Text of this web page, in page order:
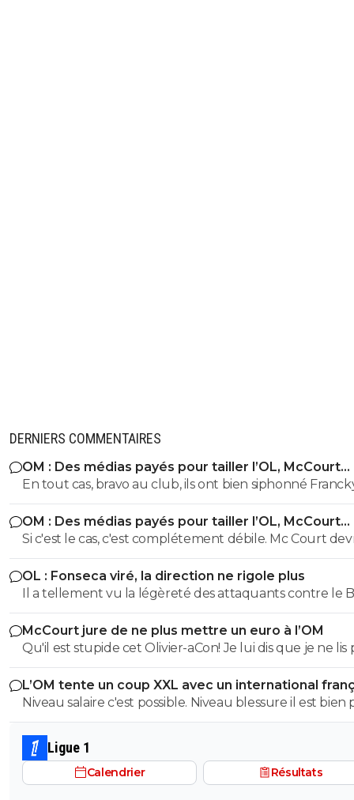
DERNIERS COMMENTAIRES
OM : Des médias payés pour tailler l’OL, McCourt
accusé
En tout cas, bravo au club, ils ont bien siphonné
pour 0 trophée. Il a dépensé 2 à 4 fois plus que Louis-
Dreyfus qui avait remporté 4 titres ce qui était déjà
OM : Des médias payés pour tailler l’OL, McCourt
accusé
Si c'est le cas, c'est complétement débile. Mc Court
savoir s'entourer. Du mal à comprendre comment un
homme d'affaire à la tête d'une fortune estimé à 1,38
selon Forbes se fasse balader comme ça.
OL : Fonseca viré, la direction ne rigole plus
Il a tellement vu la légèreté des attaquants contre le
qu'il a décidé d'en avoir qu'un et de se passer de jouer
profondeur avec un Himbert(mg), et de mettre
poste où il est tout aussi inutile dans le jeu devant au
ou derrière.
McCourt jure de ne plus mettre un euro à l’OM
Qu'il est stupide cet Olivier-aCon! Je lui dis que je ne lis
ses commentaires puérils avec des émojis et il
me répondre avec ses petites images de gogol. Ça
bien ce que je dis, on voit tout de suite qu'on a affaire à
teubé.^^
L’OM tente un coup XXL avec un international
Niveau salaire c'est possible. Niveau blessure il est bien plus
solide Niveau jeu, il ne peut pas être pire que
Ligue 1
Calendrier Résultats